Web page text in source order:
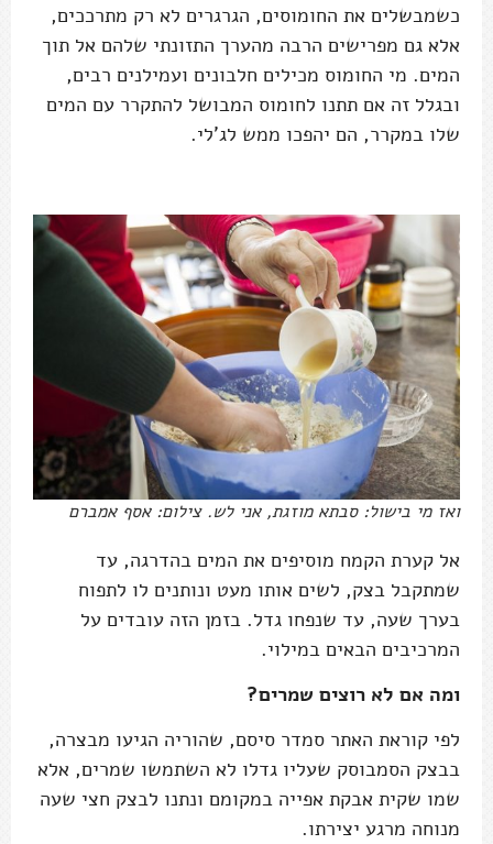
כשמבשלים את החומוסים, הגרגרים לא רק מתרככים,
אלא גם מפרישים הרבה מהערך התזונתי שלהם אל תוך
המים. מי החומוס מכילים חלבונים ועמילנים רבים,
ובגלל זה אם תתנו לחומוס המבושל להתקרר עם המים
שלו במקרר, הם יהפכו ממש לג'לי.
ואז מי בישול: סבתא מוזגת, אני לש. צילום: אסף אמברם
אל קערת הקמח מוסיפים את המים בהדרגה, עד
שמתקבל בצק, לשים אותו מעט ונותנים לו לתפוח
בערך שעה, עד שנפחו גדל. בזמן הזה עובדים על
המרכיבים הבאים במילוי.
ומה אם לא רוצים שמרים?
לפי קוראת האתר סמדר סיסם, שהוריה הגיעו מבצרה,
בבצק הסמבוסק שעליו גדלו לא השתמשו שמרים, אלא
שמו שקית אבקת אפייה במקומם ונתנו לבצק חצי שעה
מנוחה מרגע יצירתו.